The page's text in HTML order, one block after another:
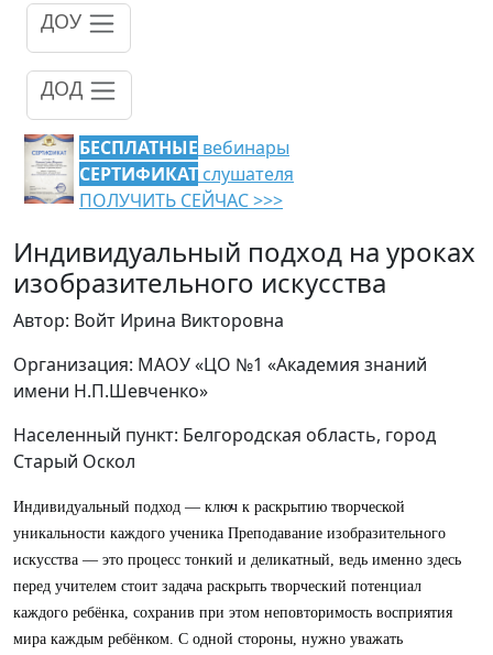
ДОУ
ДОД
БЕСПЛАТНЫЕ вебинары
СЕРТИФИКАТ слушателя
ПОЛУЧИТЬ СЕЙЧАС >>>
Индивидуальный подход на уроках
изобразительного искусства
Автор: Войт Ирина Викторовна
Организация: МАОУ «ЦО №1 «Академия знаний
имени Н.П.Шевченко»
Населенный пункт: Белгородская область, город
Старый Оскол
Индивидуальный подход — ключ к раскрытию творческой
уникальности каждого ученика Преподавание изобразительного
искусства — это процесс тонкий и деликатный, ведь именно здесь
перед учителем стоит задача раскрыть творческий потенциал
каждого ребёнка, сохранив при этом неповторимость восприятия
мира каждым ребёнком. С одной стороны, нужно уважать